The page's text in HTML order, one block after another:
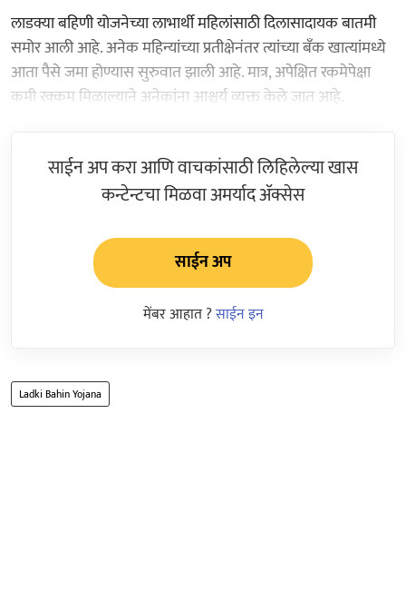
लाडक्या बहिणी योजनेच्या लाभार्थी महिलांसाठी दिलासादायक बातमी
समोर आली आहे. अनेक महिन्यांच्या प्रतीक्षेनंतर त्यांच्या बँक खात्यांमध्ये
आता पैसे जमा होण्यास सुरुवात झाली आहे. मात्र, अपेक्षित रकमेपेक्षा
कमी रक्कम मिळाल्याने अनेकांना आश्चर्य व्यक्त केले जात आहे.
साईन अप करा आणि वाचकांसाठी लिहिलेल्या खास
कन्टेन्टचा मिळवा अमर्याद ॲक्सेस
साईन अप
मेंबर आहात ?साईन इन
Ladki Bahin Yojana